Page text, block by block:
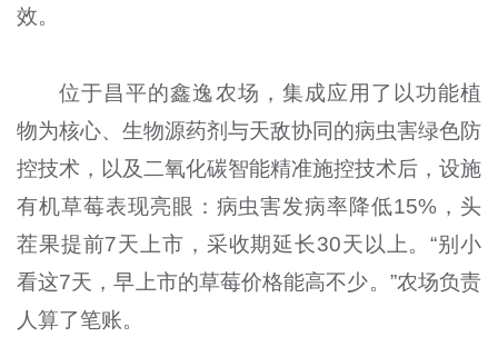
效。
位于昌平的鑫逸农场，集成应用了以功能植
物为核心、生物源药剂与天敌协同的病虫害绿色防
控技术，以及二氧化碳智能精准施控技术后，设施
有机草莓表现亮眼：病虫害发病率降低15%，头
茬果提前7天上市，采收期延长30天以上。“别小
看这7天，早上市的草莓价格能高不少。”农场负责
人算了笔账。